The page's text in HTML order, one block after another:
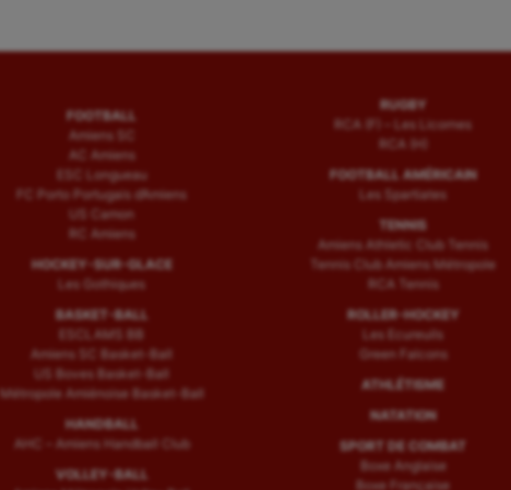
FOOTBALL
Amiens SC
AC Amiens
ESC Longueau
FC Porto Portugais d’Amiens
US Camon
RC Amiens
HOCKEY-SUR-GLACE
Les Gothiques
BASKET-BALL
ESCLAMS BB
Amiens SC Basket-Ball
US Boves Basket-Ball
Métropole Amiénoise Basket-Ball
HANDBALL
AHC – Amiens Handball Club
VOLLEY-BALL
RUGBY
RCA (F) – Les Licornes
RCA (H)
FOOTBALL AMÉRICAIN
Les Spartiates
TENNIS
Amiens Athletic Club Tennis
Tennis Club Amiens Métropole
RCA Tennis
ROLLER-HOCKEY
Les Ecureuils
Green Falcons
ATHLÉTISME
NATATION
SPORT DE COMBAT
Boxe Anglaise
Boxe Française